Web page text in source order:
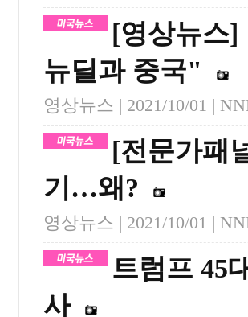
[영상뉴스]
뉴딜과 중국"
영상뉴스 | 2021/10/01 |
[전문가패
기…왜?
영상뉴스 | 2021/10/01 |
트럼프 45
사